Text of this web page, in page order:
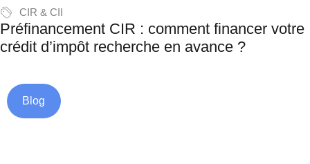
CIR & CII
Préfinancement CIR : comment financer votre
crédit d’impôt recherche en avance ?
Blog